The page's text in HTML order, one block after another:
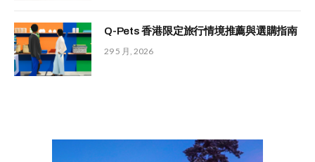
Q-Pets 香港限定旅行情境推薦與選購指南
29 5 月, 2026